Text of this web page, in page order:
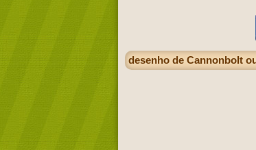
desenho de Cannonbolt